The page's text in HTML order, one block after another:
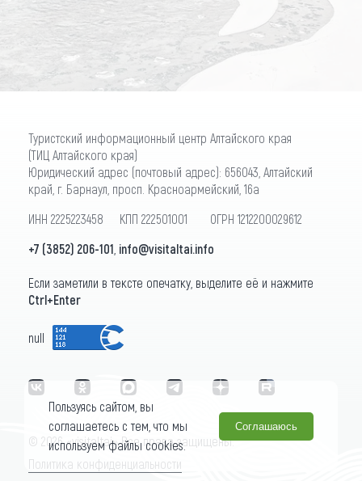
ПОДПИСАТЬСЯ
Туристский информационный центр Алтайского края
(ТИЦ Алтайского края)
Юридический адрес (почтовый адрес): 656043, Алтайский
край, г. Барнаул, просп. Красноармейский, 16а
ИНН 2225223458 КПП 222501001 ОГРН 1212200029612
+7 (3852) 206-101 info@visitaltai.info
Если заметили в тексте опечатку, выделите её и нажмите
Ctrl+Enter
null
© 2026 «visitaltai» Все права защищены.
Политика конфиденциальности
Пользуясь сайтом, вы
соглашаетесь с тем, что мы
используем файлы cookies.
Соглашаюсь